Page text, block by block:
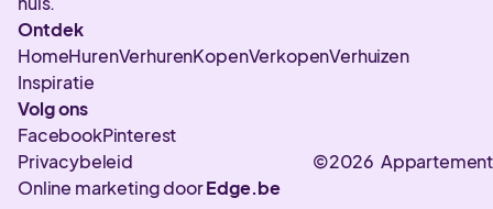
Ontdek
HomeHurenVerhurenKopenVerkopenVerhuizen
Inspiratie
Volg ons
FacebookPinterest
©2026
Privacybeleid
Online marketing doorEdge.be